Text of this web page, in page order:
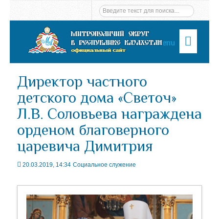
Menu
Директор частного
детского дома «Светоч»
Л.В. Соловьева награждена
орденом благоверного
царевича Димитрия
20.03.2019, 14:34 Социальное служение